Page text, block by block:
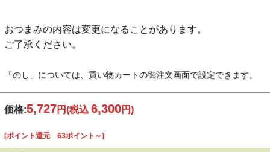
おつまみの内容は変更になることがあります。
ご了承ください。
「のし」については、買い物カートの御注文画面で設定できます。
価格:5,727円(税込 6,300円)
[ポイント還元 63ポイント～]